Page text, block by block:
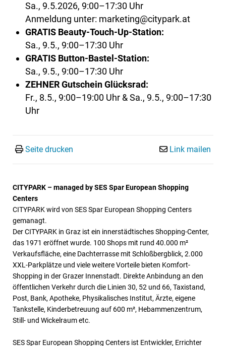
Sa., 9.5.2026, 9:00–17:30 Uhr
Anmeldung unter: marketing@citypark.at
GRATIS Beauty-Touch-Up-Station:
Sa., 9.5., 9:00–17:30 Uhr
GRATIS Button-Bastel-Station:
Sa., 9.5., 9:00–17:30 Uhr
ZEHNER Gutschein Glücksrad:
Fr., 8.5., 9:00–19:00 Uhr & Sa., 9.5., 9:00–17:30
Uhr
Seite drucken Link mailen
CITYPARK – managed by SES Spar European Shopping
Centers
CITYPARK wird von SES Spar European Shopping Centers
gemanagt.
Der CITYPARK in Graz ist ein innerstädtisches Shopping-Center,
das 1971 eröffnet wurde. 100 Shops mit rund 40.000 m²
Verkaufsfläche, eine Dachterrasse mit Schloßbergblick, 2.000
XXL-Parkplätze und viele weitere Vorteile bieten Komfort-
Shopping in der Grazer Innenstadt. Direkte Anbindung an den
öffentlichen Verkehr durch die Linien 30, 52 und 66, Taxistand,
Post, Bank, Apotheke, Physikalisches Institut, Ärzte, eigene
Tankstelle, Kinderbetreuung auf 600 m², Hebammenzentrum,
Still- und Wickelraum etc.
SES Spar European Shopping Centers ist Entwickler, Errichter